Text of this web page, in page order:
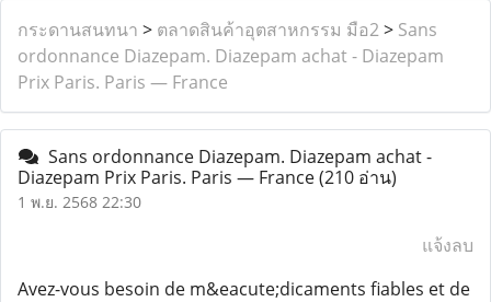
กระดานสนทนา > ตลาดสินค้าอุตสาหกรรม มือ2> Sans
ordonnance Diazepam. Diazepam achat - Diazepam
Prix Paris. Paris — France
Sans ordonnance Diazepam. Diazepam achat -
Diazepam Prix Paris. Paris — France(210 อ่าน)
1 พ.ย. 2568 22:30
แจ้งลบ
Avez-vous besoin de m&eacute;dicaments fiables et de